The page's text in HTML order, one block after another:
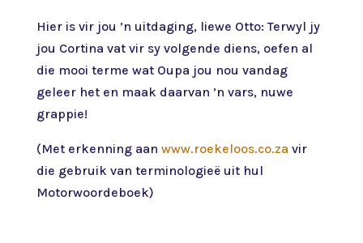
Hier is vir jou ’n uitdaging, liewe Otto: Terwyl jy
jou Cortina vat vir sy volgende diens, oefen al
die mooi terme wat Oupa jou nou vandag
geleer het en maak daarvan ’n vars, nuwe
grappie!
(Met erkenning aan www.roekeloos.co.za vir
die gebruik van terminologieë uit hul
Motorwoordeboek)